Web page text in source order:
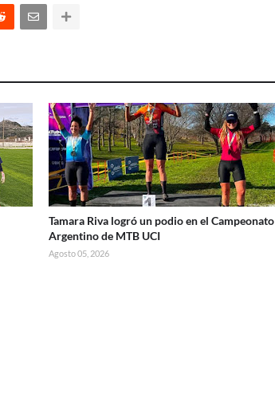
Tamara Riva logró un podio en el Campeonato
Argentino de MTB UCI
Agosto 05, 2026